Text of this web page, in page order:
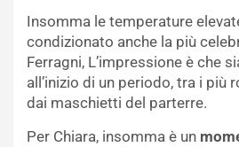
Insomma le temperature
condizionato anche la più
Ferragni, L’impressione è che
all’inizio di un periodo, tra i più
dai maschietti del parterre.
Per Chiara, insomma è un